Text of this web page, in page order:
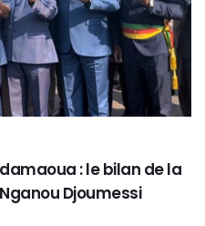
: le bilan de la
Djoumessi